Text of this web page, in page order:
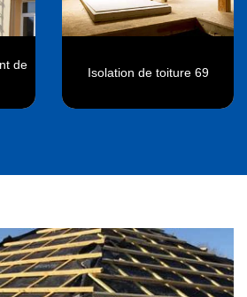
de
Isolation de toiture 69